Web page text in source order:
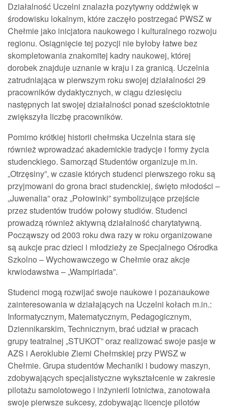
Działalność Uczelni znalazła pozytywny oddźwięk w
środowisku lokalnym, które zaczęło postrzegać PWSZ w
Chełmie jako inicjatora naukowego i kulturalnego rozwoju
regionu. Osiągnięcie tej pozycji nie byłoby łatwe bez
skompletowania znakomitej kadry naukowej, której
dorobek znajduje uznanie w kraju i za granicą. Uczelnia
zatrudniająca w pierwszym roku swojej działalności 29
pracowników dydaktycznych, w ciągu dziesięciu
następnych lat swojej działalności ponad sześcioktotnie
zwiększyła liczbę pracowników.
Pomimo krótkiej historii chełmska Uczelnia stara się
również wprowadzać akademickie tradycje i formy życia
studenckiego. Samorząd Studentów organizuje m.in.
„Otrzęsiny”, w czasie których studenci pierwszego roku są
przyjmowani do grona braci studenckiej, święto młodości –
„Juwenalia” oraz „Połowinki” symbolizujące przejście
przez studentów trudów połowy studiów. Studenci
prowadzą również aktywną działalność charytatywną.
Począwszy od 2003 roku dwa razy w roku organizowane
są aukcje prac dzieci i młodzieży ze Specjalnego Ośrodka
Szkolno – Wychowawczego w Chełmie oraz akcje
krwiodawstwa – „Wampiriada”.
Studenci mogą rozwijać swoje naukowe i pozanaukowe
zainteresowania w działających na Uczelni kołach m.in.:
Informatycznym, Matematycznym, Pedagogicznym,
Dziennikarskim, Technicznym, brać udział w pracach
grupy teatralnej „STUKOT” oraz realizować swoje pasje w
AZS i Aeroklubie Ziemi Chełmskiej przy PWSZ w
Chełmie. Grupa studentów Mechaniki i budowy maszyn,
zdobywających specjalistyczne wykształcenie w zakresie
pilotażu samolotowego i inżynierii lotnictwa, zanotowała
swoje pierwsze sukcesy, zdobywając licencje pilotów